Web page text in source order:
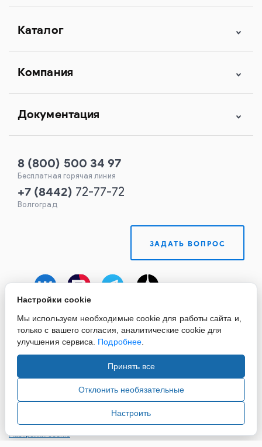
Каталог
Компания
Документация
8 (800) 500 34 97
Бесплатная горячая линия
+7 (8442) 72-77-72
Волгоград
ЗАДАТЬ ВОПРОС
информации и материалов сайта, ссылка на источник
обязательна.
Настройки cookie
Настройки cookie
Мы используем необходимые cookie для работы сайта и,
только с вашего согласия, аналитические cookie для
улучшения сервиса. Подробнее.
Принять все
Отклонить необязательные
Настроить